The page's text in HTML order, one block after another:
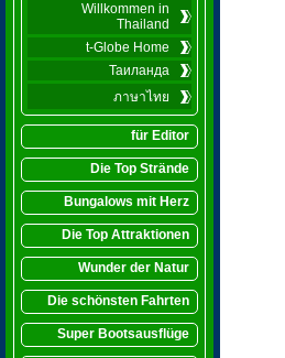
Willkommen in
Thailand
t-Globe Home
Таиланда
ภาษาไทย
für Editor
Die Top Strände
Bungalows mit Herz
Die Top Attraktionen
Wunder der Natur
Die schönsten Fahrten
Super Bootsausflüge